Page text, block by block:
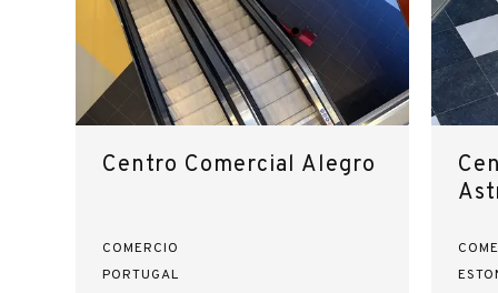
Centro Comercial Alegro
COMERCIO
PORTUGAL